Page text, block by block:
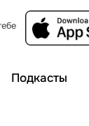
Подкасты